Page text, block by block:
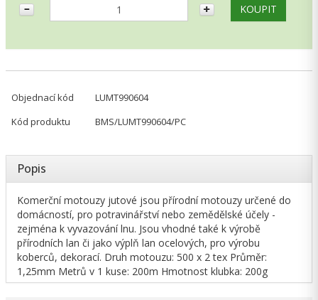
Objednací kód
LUMT990604
Kód produktu
BMS/LUMT990604/PC
Popis
Komerční motouzy jutové jsou přírodní motouzy určené do
domácností, pro potravinářství nebo zemědělské účely -
zejména k vyvazování lnu. Jsou vhodné také k výrobě
přírodních lan či jako výplň lan ocelových, pro výrobu
koberců, dekorací. Druh motouzu: 500 x 2 tex Průměr:
1,25mm Metrů v 1 kuse: 200m Hmotnost klubka: 200g